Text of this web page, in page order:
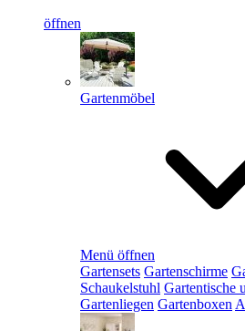
öffnen
Gartenmöbel
Menü öffnen
Gartensets Gartenschirme
Schaukelstuhl Gartentische
Gartenliegen Gartenboxen